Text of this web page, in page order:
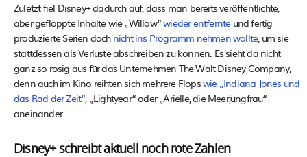
Zuletzt fiel Disney+ dadurch auf, dass man bereits veröffentlichte,
aber gefloppte Inhalte wie „Willow“wieder entfernteund fertig
produzierte Serien doch nicht ins Programm nehmen wollte, um sie
stattdessen als Verluste abschreiben zu können. Es sieht da nicht
ganz so rosig aus für das Unternehmen The Walt Disney Company,
denn auch im Kino reihten sich mehrere Flopswie „Indiana Jones und
das Rad der Zeit“, „Lightyear“ oder „Arielle, die Meerjungfrau“
aneinander.
Disney+ schreibt aktuell noch rote Zahlen